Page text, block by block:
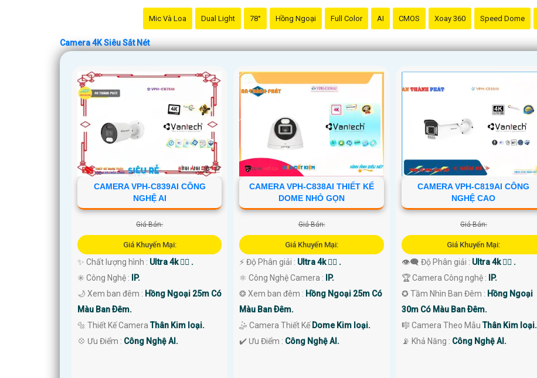
Mic Và Loa Dual Light 78° Hồng Ngoại Full Color AI CMOS Xoay 360 Speed Dome
Camera 4K Siêu Sắt Nét
CAMERA VPH-C839AI CÔNG
NGHỆ AI
Giá Bán:
Giá Khuyến Mại:
✨ Chất lượng hình : Ultra 4k 👍🏾 .
✳️ Công Nghệ :
IP.
🌙 Xem ban đêm : Hồng Ngoại 25m Có
Màu Ban Ðêm.
🔩 Thiết Kế CameraThân Kim loại.
️💠 Ưu Điểm : Công Nghệ AI.
CAMERA VPH-C838AI THIẾT KẾ
DOME NHỎ GỌN
Giá Bán:
Giá Khuyến Mại:
️⚡ Độ Phân giải : Ultra 4k 👍🏾 .
⚛️ Công Nghệ Camera :
IP.
❂ Xem ban đêm : Hồng Ngoại 25m Có
Màu Ban Ðêm.
🤹 Camera Thiết Kế Dome Kim loại.
️✔️ Ưu Điểm : Công Nghệ AI.
CAMERA VPH-C819AI CÔNG
NGHỆ CAO
Giá Bán:
Giá Khuyến Mại:
👁️‍🗨 Độ Phân giải : Ultra 4k 👍🏾 .
🏆 Camera Công nghệ :
IP.
✪ Tầm Nhìn Ban Đêm : Hồng Ngoại
30m Có Màu Ban Ðêm.
🎼️ Camera Theo MẫuThân Kim loại.
️📡 Khả Năng : Công Nghệ AI.